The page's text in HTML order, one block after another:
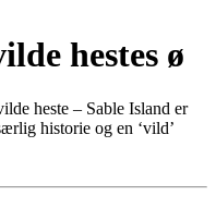
hestes ø
heste – Sable Island er
historie og en ‘vild’